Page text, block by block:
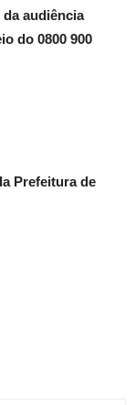
audiência
do 0800 900
Prefeitura de